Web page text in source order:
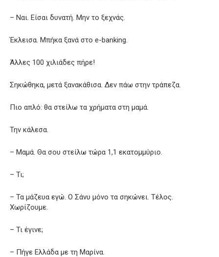
– Ναι. Είσαι δυνατή. Μην το ξεχνάς.
Έκλεισα. Μπήκα ξανά στο e-banking.
Άλλες 100 χιλιάδες πήρε!
Σηκώθηκα, μετά ξανακάθισα. Δεν πάω στην τράπεζα.
Πιο απλό: θα στείλω τα χρήματα στη μαμά.
Την κάλεσα.
– Μαμά. Θα σου στείλω τώρα 1,1 εκατομμύριο.
– Τι;
– Τα μάζευα εγώ. Ο Σάνυ μόνο τα σηκώνει. Τέλος.
Χωρίζουμε.
– Τι έγινε;
– Πήγε Ελλάδα με τη Μαρίνα.